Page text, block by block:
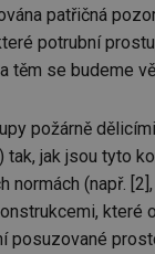
patřičná
potrubní
těm se budeme
požárně
tak, jak jsou tyto
normách (např.
které
posuzované